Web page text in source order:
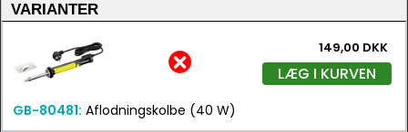
VARIANTER
149,00 DKK
LÆG I KURVEN
GB-80481: Aflodningskolbe (40 W)